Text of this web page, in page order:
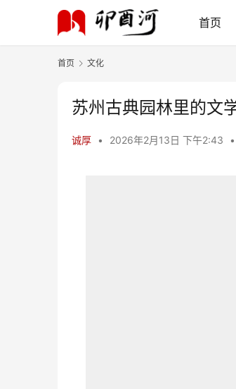
首页
首页 文化
苏州古典园林里的文
诚厚 • 2026年2月13日 下午2:43 •